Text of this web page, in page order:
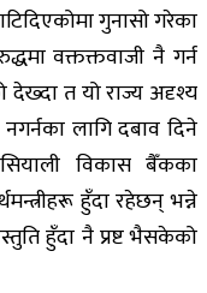
गुनासो गरेका
वक्तक्तवाजी नै गर्न
देख्दा त यो राज्य अदृश्य
लागि दबाव दिने
विकास बैँकका
हुँदा रहेछन् भन्ने
हुँदा नै प्रष्ट भैसकेको